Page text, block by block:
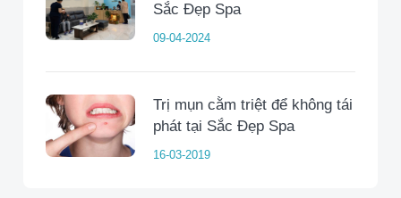
Sắc Đẹp Spa
09-04-2024
Trị mụn cằm triệt để không tái
phát tại Sắc Đẹp Spa
16-03-2019